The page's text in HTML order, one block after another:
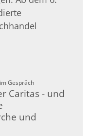
Gespräch:
Caritas - und
und